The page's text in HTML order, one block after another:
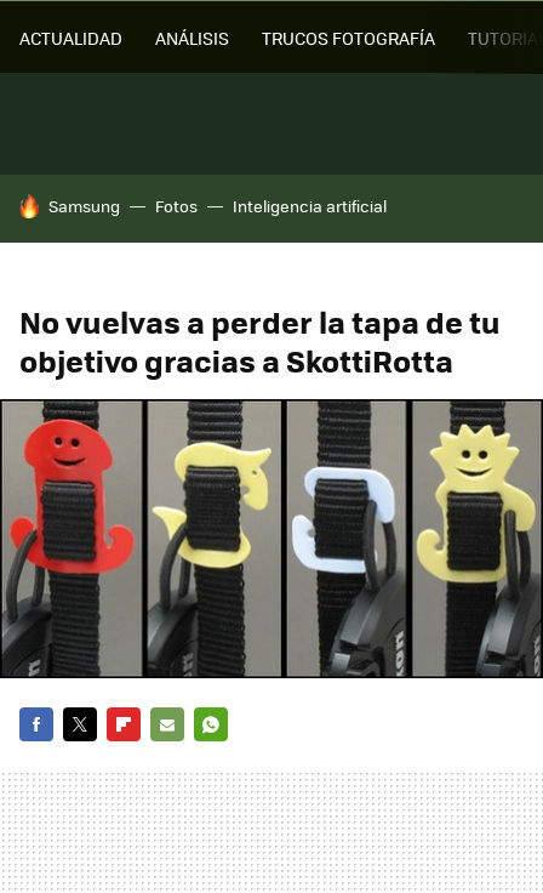
ACTUALIDAD ANÁLISIS TRUCOS FOTOGRAFÍA
HOY SE HABLA DE
Samsung Fotos Inteligencia artificial
No vuelvas a perder la tapa de tu
objetivo gracias a SkottiRotta
MAIL